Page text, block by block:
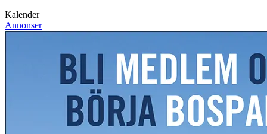
Kalender
Annonser